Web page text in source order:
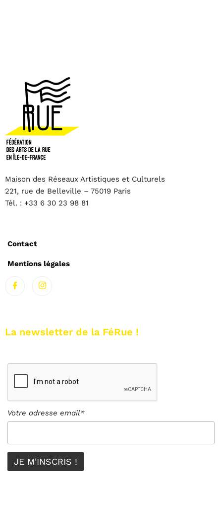
Maison des Réseaux Artistiques et Culturels
221, rue de Belleville – 75019 Paris
Tél. : +33 6 30 23 98 81
Contact
Mentions légales
La newsletter de la FéRue !
Votre adresse email*